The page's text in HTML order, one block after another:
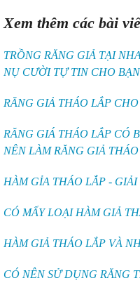
Xem thêm các bài
TRỒNG RĂNG GIẢ TẠI
NỤ CƯỜI TỰ TIN CHO BẠN
RĂNG GIẢ THÁO LẮP
RĂNG GIÁ THÁO LẮP CÓ
NÊN LÀM RĂNG GIẢ
HÀM GỈA THÁO LẮP -
CÓ MẤY LOẠI HÀM GIẢ
HÀM GIẢ THÁO LẮP VÀ
CÓ NÊN SỬ DỤNG RĂNG